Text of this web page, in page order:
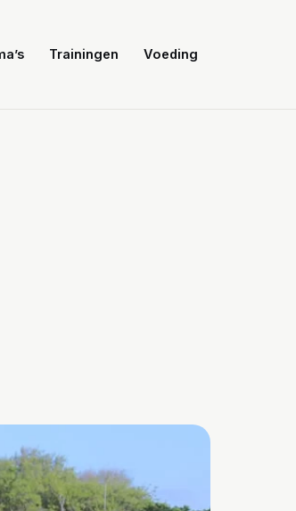
Trainingen Voeding